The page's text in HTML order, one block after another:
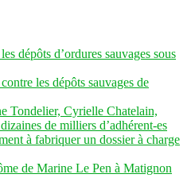
dépôts d’ordures sauvages sous
les dépôts sauvages de
Tondelier, Cyrielle Chatelain,
de milliers d’adhérent-es
à fabriquer un dossier à charge
de Marine Le Pen à Matignon